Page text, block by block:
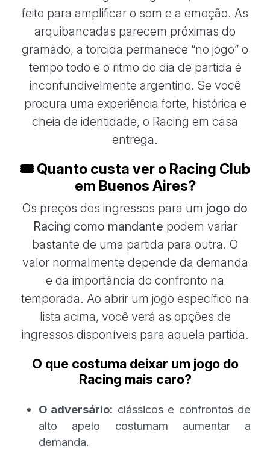
feito para amplificar o som e a emoção. As
arquibancadas parecem próximas do
gramado, a torcida permanece “no jogo” o
tempo todo e o ritmo do dia de partida é
inconfundivelmente argentino. Se você
procura uma experiência forte, histórica e
cheia de identidade, o Racing em casa
entrega.
🎟️ Quanto custa ver o Racing Club
em Buenos Aires?
Os preços dos ingressos para um jogo do
Racing como mandante podem variar
bastante de uma partida para outra. O
valor normalmente depende da demanda
e da importância do confronto na
temporada. Ao abrir um jogo específico na
lista acima, você verá as opções de
ingressos disponíveis para aquela partida.
O que costuma deixar um jogo do
Racing mais caro?
O adversário: clássicos e confrontos de
alto apelo costumam aumentar a
demanda.